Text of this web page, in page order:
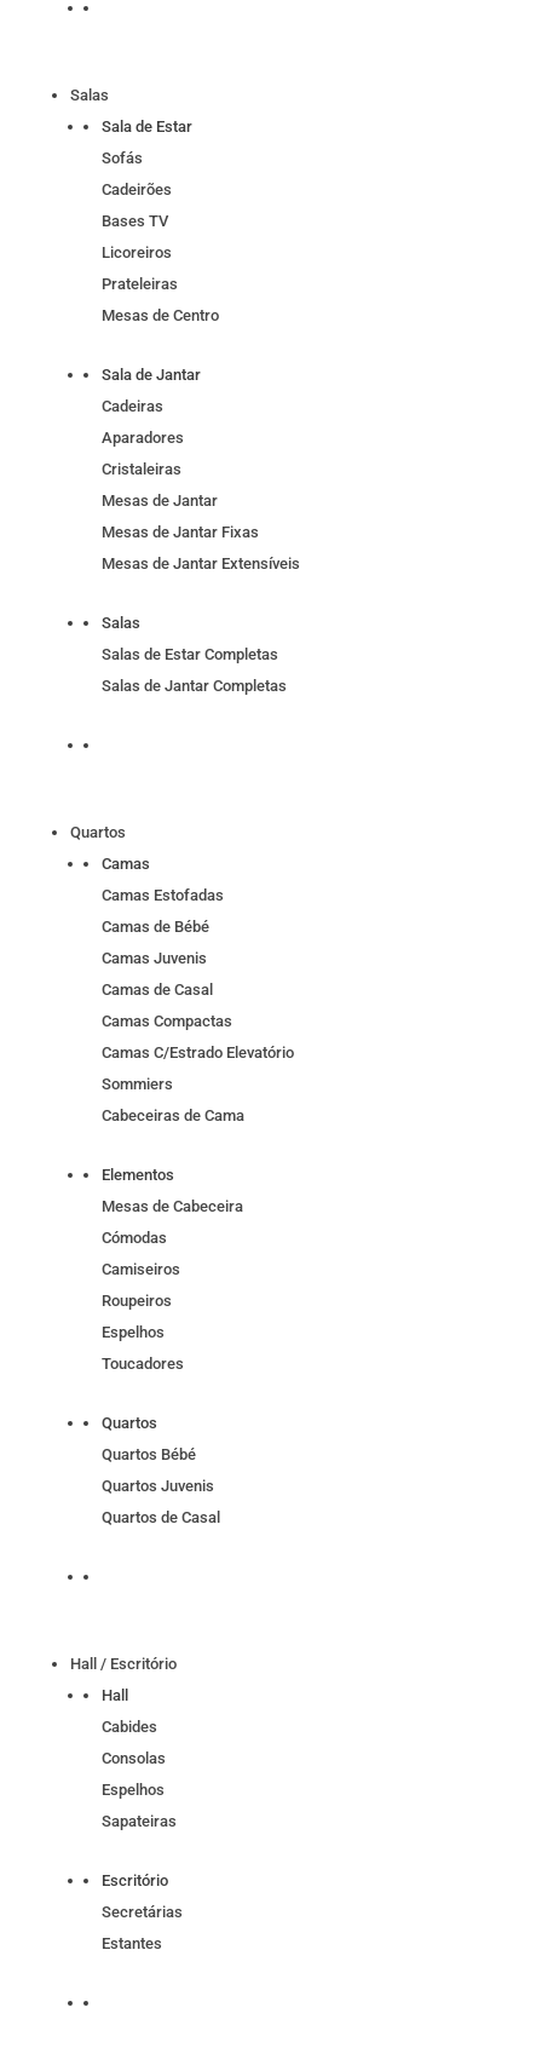
Salas
Sala de Estar
Sofás
Cadeirões
Bases TV
Licoreiros
Prateleiras
Mesas de Centro
Sala de Jantar
Cadeiras
Aparadores
Cristaleiras
Mesas de Jantar
Mesas de Jantar Fixas
Mesas de Jantar Extensíveis
Salas
Salas de Estar Completas
Salas de Jantar Completas
Quartos
Camas
Camas Estofadas
Camas de Bébé
Camas Juvenis
Camas de Casal
Camas Compactas
Camas C/Estrado Elevatório
Sommiers
Cabeceiras de Cama
Elementos
Mesas de Cabeceira
Cómodas
Camiseiros
Roupeiros
Espelhos
Toucadores
Quartos
Quartos Bébé
Quartos Juvenis
Quartos de Casal
Hall / Escritório
Hall
Cabides
Consolas
Espelhos
Sapateiras
Escritório
Secretárias
Estantes